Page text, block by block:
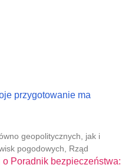
przygotowanie ma
geopolitycznych, jak i
pogodowych, Rząd
o Poradnik bezpieczeństwa: